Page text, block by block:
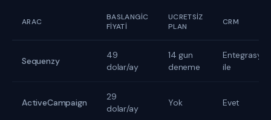
ARAC
BASLANGIC
FIYATI
UCRETSIZ
PLAN
CRM
Sequenzy
49
dolar/ay
14 gun
deneme
Entegrasyon
ile
ActiveCampaign
29
dolar/ay
Yok Evet